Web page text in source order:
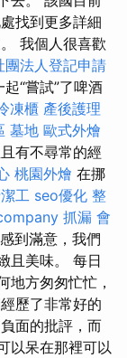
找到更多詳細
我個人很喜歡
團法人登記申請
“嘗試”了啤酒
凍櫃 產後護理
墓地 歐式外燴
有不尋常的經
桃園外燴 在挪
工 seo優化 整
抓漏 會
到滿意，我們
且美味。 每日
地方匆匆忙忙，
歷了非常好的
面的批評，而
以呆在那裡可以